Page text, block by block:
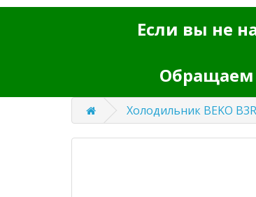
Если вы не
Обращаем
Холодильник BEKO